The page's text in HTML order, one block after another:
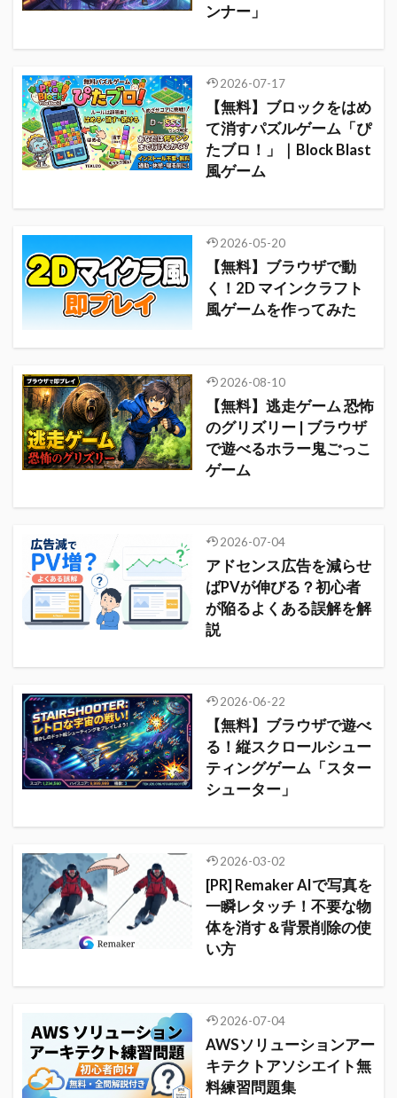
ンナー」
2026-07-17
【無料】ブロックをはめ
て消すパズルゲーム「ぴ
たブロ！」｜Block Blast
風ゲーム
2026-05-20
【無料】ブラウザで動
く！2D マインクラフト
風ゲームを作ってみた
2026-08-10
【無料】逃走ゲーム 恐怖
のグリズリー | ブラウザ
で遊べるホラー鬼ごっこ
ゲーム
2026-07-04
アドセンス広告を減らせ
ばPVが伸びる？初心者
が陥るよくある誤解を解
説
2026-06-22
【無料】ブラウザで遊べ
る！縦スクロールシュー
ティングゲーム「スター
シューター」
2026-03-02
[PR] Remaker AIで写真を
一瞬レタッチ！不要な物
体を消す＆背景削除の使
い方
2026-07-04
AWSソリューションアー
キテクトアソシエイト無
料練習問題集